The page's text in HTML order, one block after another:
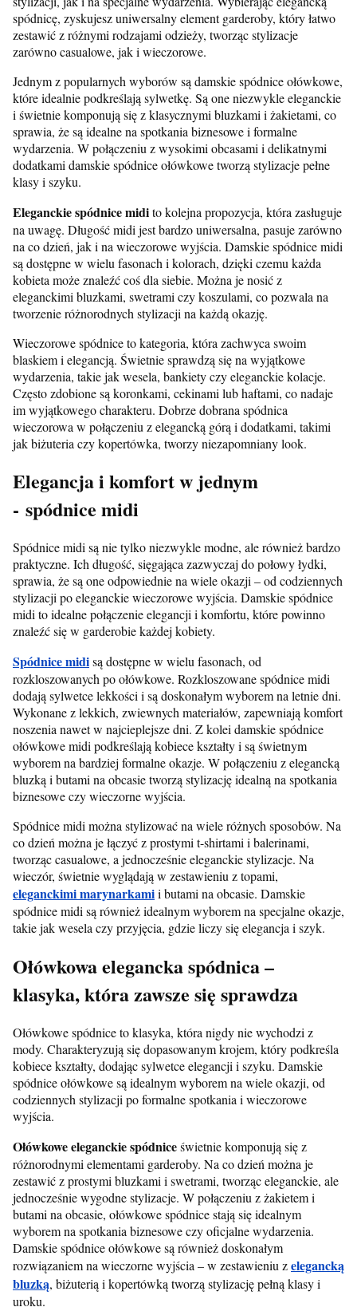
spódnicę, zyskujesz uniwersalny element garderoby, który łatwo
zestawić z różnymi rodzajami odzieży, tworząc stylizacje
zarówno casualowe, jak i wieczorowe.
Jednym z popularnych wyborów są damskie spódnice ołówkowe,
które idealnie podkreślają sylwetkę. Są one niezwykle eleganckie
i świetnie komponują się z klasycznymi bluzkami i żakietami, co
sprawia, że są idealne na spotkania biznesowe i formalne
wydarzenia. W połączeniu z wysokimi obcasami i delikatnymi
dodatkami damskie spódnice ołówkowe tworzą stylizacje pełne
klasy i szyku.
Eleganckie spódnice midito kolejna propozycja, która zasługuje
na uwagę. Długość midi jest bardzo uniwersalna, pasuje zarówno
na co dzień, jak i na wieczorowe wyjścia. Damskie spódnice midi
są dostępne w wielu fasonach i kolorach, dzięki czemu każda
kobieta może znaleźć coś dla siebie. Można je nosić z
eleganckimi bluzkami, swetrami czy koszulami, co pozwala na
tworzenie różnorodnych stylizacji na każdą okazję.
Wieczorowe spódnice to kategoria, która zachwyca swoim
blaskiem i elegancją. Świetnie sprawdzą się na wyjątkowe
wydarzenia, takie jak wesela, bankiety czy eleganckie kolacje.
Często zdobione są koronkami, cekinami lub haftami, co nadaje
im wyjątkowego charakteru. Dobrze dobrana spódnica
wieczorowa w połączeniu z elegancką górą i dodatkami, takimi
jak biżuteria czy kopertówka, tworzy niezapomniany look.
Elegancja i komfort w jednym
- spódnice midi
Spódnice midi są nie tylko niezwykle modne, ale również bardzo
praktyczne. Ich długość, sięgająca zazwyczaj do połowy łydki,
sprawia, że są one odpowiednie na wiele okazji – od codziennych
stylizacji po eleganckie wieczorowe wyjścia. Damskie spódnice
midi to idealne połączenie elegancji i komfortu, które powinno
znaleźć się w garderobie każdej kobiety.
Spódnice midisą dostępne w wielu fasonach, od
rozkloszowanych po ołówkowe. Rozkloszowane spódnice midi
dodają sylwetce lekkości i są doskonałym wyborem na letnie dni.
Wykonane z lekkich, zwiewnych materiałów, zapewniają komfort
noszenia nawet w najcieplejsze dni. Z kolei damskie spódnice
ołówkowe midi podkreślają kobiece kształty i są świetnym
wyborem na bardziej formalne okazje. W połączeniu z elegancką
bluzką i butami na obcasie tworzą stylizację idealną na spotkania
biznesowe czy wieczorne wyjścia.
Spódnice midi można stylizować na wiele różnych sposobów. Na
co dzień można je łączyć z prostymi t-shirtami i balerinami,
tworząc casualowe, a jednocześnie eleganckie stylizacje. Na
wieczór, świetnie wyglądają w zestawieniu z topami,
eleganckimi marynarkamii butami na obcasie. Damskie
spódnice midi są również idealnym wyborem na specjalne okazje,
takie jak wesela czy przyjęcia, gdzie liczy się elegancja i szyk.
Ołówkowa elegancka spódnica –
klasyka, która zawsze się sprawdza
Ołówkowe spódnice to klasyka, która nigdy nie wychodzi z
mody. Charakteryzują się dopasowanym krojem, który podkreśla
kobiece kształty, dodając sylwetce elegancji i szyku. Damskie
spódnice ołówkowe są idealnym wyborem na wiele okazji, od
codziennych stylizacji po formalne spotkania i wieczorowe
wyjścia.
Ołówkowe eleganckie spódniceświetnie komponują się z
różnorodnymi elementami garderoby. Na co dzień można je
zestawić z prostymi bluzkami i swetrami, tworząc eleganckie, ale
jednocześnie wygodne stylizacje. W połączeniu z żakietem i
butami na obcasie, ołówkowe spódnice stają się idealnym
wyborem na spotkania biznesowe czy oficjalne wydarzenia.
Damskie spódnice ołówkowe są również doskonałym
rozwiązaniem na wieczorne wyjścia – w zestawieniu zelegancką
bluzką, biżuterią i kopertówką tworzą stylizację pełną klasy i
uroku.